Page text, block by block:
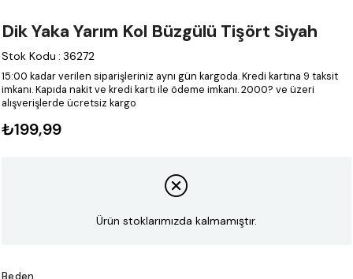
Dik Yaka Yarım Kol Büzgülü Tişört Siyah
Stok Kodu : 36272
15:00 kadar verilen siparişleriniz aynı gün kargoda.Kredi kartına 9 taksit
imkanı.Kapıda nakit ve kredi kartı ile ödeme imkanı.2000? ve üzeri
alışverişlerde ücretsiz kargo
₺199,99
Ürün stoklarımızda kalmamıştır.